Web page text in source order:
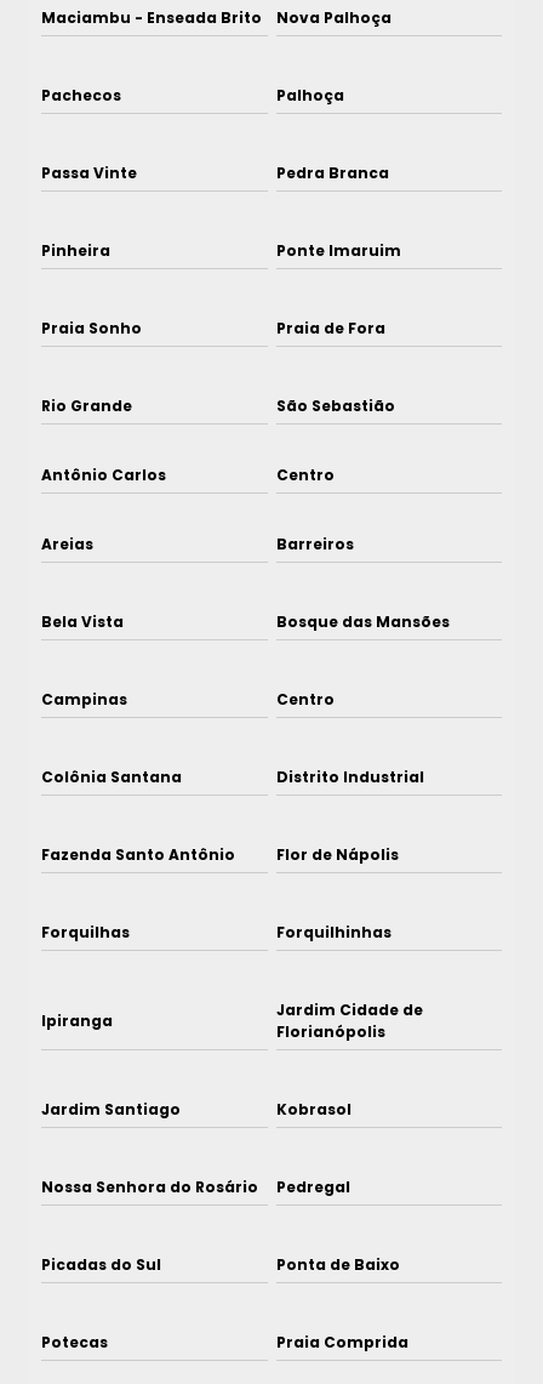
Maciambu - Enseada Brito Nova Palhoça
Pachecos Palhoça
Passa Vinte Pedra Branca
Pinheira Ponte Imaruim
Praia Sonho Praia de Fora
Rio Grande São Sebastião
Antônio Carlos Centro
Areias Barreiros
Bela Vista Bosque das Mansões
Campinas Centro
Colônia Santana Distrito Industrial
Fazenda Santo Antônio Flor de Nápolis
Forquilhas Forquilhinhas
Ipiranga
Jardim Cidade de
Florianópolis
Jardim Santiago Kobrasol
Nossa Senhora do Rosário Pedregal
Picadas do Sul Ponta de Baixo
Potecas Praia Comprida